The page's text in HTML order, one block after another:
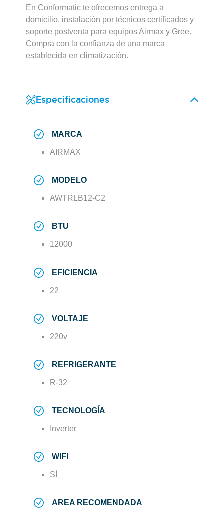
En Conformatic te ofrecemos entrega a
domicilio, instalación por técnicos certificados y
soporte postventa para equipos Airmax y Gree.
Compra con la confianza de una marca
establecida en climatización.
Especificaciones
MARCA
AIRMAX
MODELO
AWTRLB12-C2
BTU
12000
EFICIENCIA
22
VOLTAJE
220v
REFRIGERANTE
R-32
TECNOLOGÍA
Inverter
WIFI
SÍ
AREA RECOMENDADA